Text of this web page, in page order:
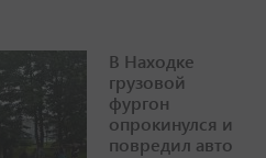
В Находке
грузовой
фургон
опрокинулся и
повредил авто